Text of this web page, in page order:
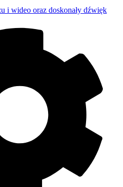
i wideo oraz doskonały dźwięk